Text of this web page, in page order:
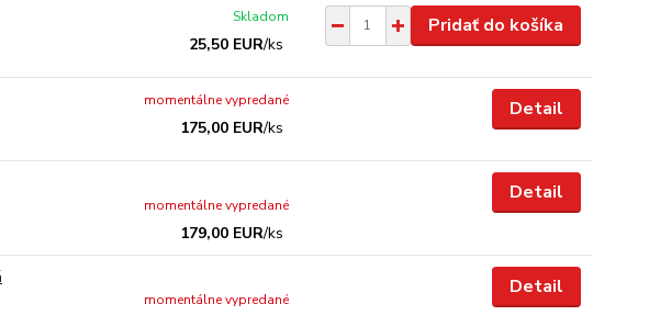
25,50 EUR/ks
Skladom Pridať do košíka
175,00 EUR/ks
momentálne vypredané Detail
179,00 EUR/ks
momentálne vypredané
Detail
momentálne vypredané
Detail